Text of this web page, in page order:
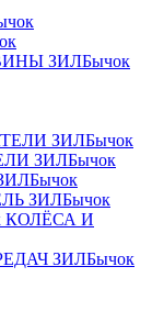
ЗИЛБычок
ЗИЛБычок
КОЛЁСА И